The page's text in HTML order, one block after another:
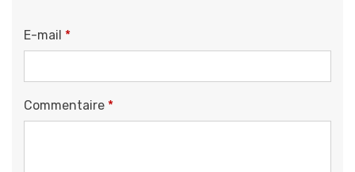
E-mail *
Commentaire *